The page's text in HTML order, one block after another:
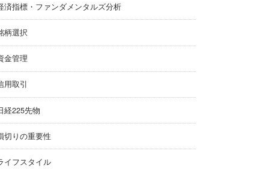
済指標・ファンダメンタルズ分析
柄選択
金管理
用取引
経225先物
切りの重要性
イフスタイル